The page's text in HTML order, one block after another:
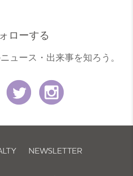
ローする
ュース・出来事を知ろう。
NEWSLETTER